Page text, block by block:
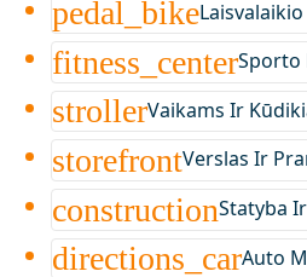
pedal_bike
fitness_centerSporto
strollerVaikams Ir
storefrontVerslas Ir
constructionStatyba
directions_carAuto